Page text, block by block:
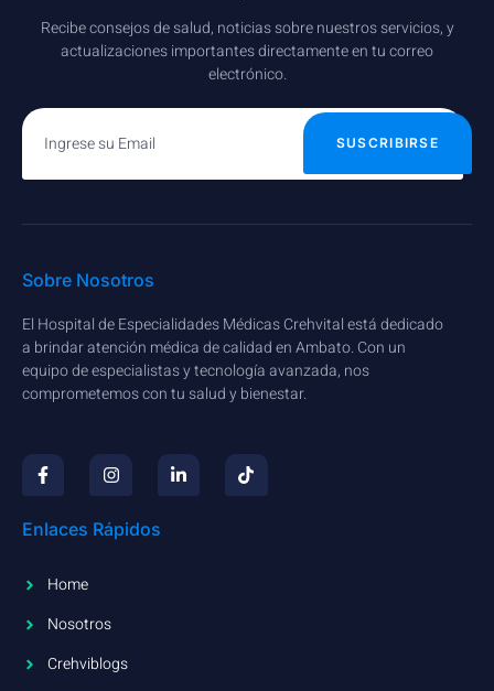
Recibe consejos de salud, noticias sobre nuestros servicios, y
actualizaciones importantes directamente en tu correo
electrónico.
SUSCRIBIRSE
Sobre Nosotros
El Hospital de Especialidades Médicas Crehvital está dedicado
a brindar atención médica de calidad en Ambato. Con un
equipo de especialistas y tecnología avanzada, nos
comprometemos con tu salud y bienestar.
Enlaces Rápidos
Home
Nosotros
Crehviblogs